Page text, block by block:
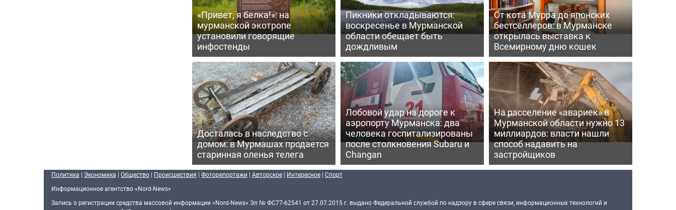
«Привет, я белка!»: на
мурманской экотропе
установили говорящие
инфостенды
Пикники откладываются:
воскресенье в Мурманской
области обещает быть
дождливым
От кота Мурра до японских
бестселлеров: в Мурманске
открылась выставка к
Всемирному дню кошек
Досталась в наследство с
домом: в Мурмашах продается
старинная оленья телега
Лобовой удар на дороге к
аэропорту Мурманска: два
человека госпитализированы
после столкновения Subaru и
Changan
На расселение «авариек» в
Мурманской области нужно 13
миллиардов: власти нашли
способ надавить на
застройщиков
Политика | Экономика | Общество | Происшествия | Фоторепортажи | Авторское | Интересное | Спорт
Информационное агентство «Nord-News»
Запись о регистрации средства массовой информации «Nord-News» Эл № ФС77-62541 от 27.07.2015 г. выдано Федеральной службой по надзору в сфере связи, информационных технологий и